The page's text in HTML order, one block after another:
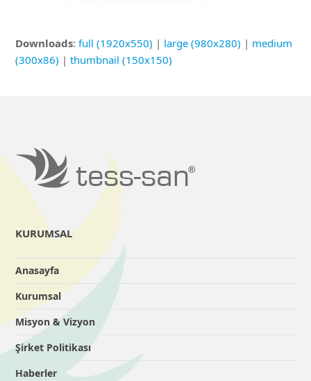
Downloads:full (1920x550) | large (980x280) | medium
(300x86) |thumbnail (150x150)
KURUMSAL
Anasayfa
Kurumsal
Misyon & Vizyon
Şirket Politikası
Haberler